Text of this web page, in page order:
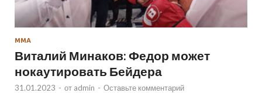
ММА
Виталий Минаков: Федор может
нокаутировать Бейдера
31.01.2023 - от admin - Оставьте комментарий